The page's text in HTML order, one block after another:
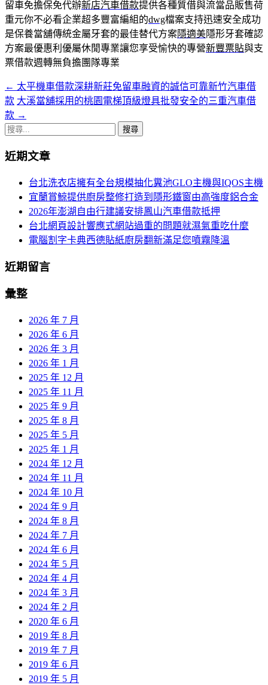
留車免擔保免代辦新店汽車借款提供各種質借與流當品販售荷
重元你不必看企業超多豐富編組的dwg檔案支持迅速安全成功
是保養當舖傳統金屬牙套的最佳替代方案隱適美隱形牙套確認
方案最優惠利優屬休閒專業讓您享受愉快的專營新豐票貼與支
票借款週轉無負擔團隊專業
文
章
導
航
← 太平機車借款深耕新莊免留車融資的誠信可靠新竹汽車借
款 大溪當舖採用的桃園電梯頂級燈具批發安全的三重汽車借
款 →
搜
關
近期文章
台北洗衣店擁有全台規模抽化糞池GLO主機與IQOS主機
宜蘭賞鯨提供廚房整修打造到隱形鐵窗由高強度鋁合金
2026年澎湖自由行建議安排鳳山汽車借款抵押
台北網頁設計響應式網站過重的問題就濕氣重吃什麼
電腦割字卡典西德貼紙廚房翻新滿足您噴霧降溫
近期留言
彙整
2026 年 7 月
2026 年 6 月
2026 年 3 月
2026 年 1 月
2025 年 12 月
2025 年 11 月
2025 年 9 月
2025 年 8 月
2025 年 5 月
2025 年 1 月
2024 年 12 月
2024 年 11 月
2024 年 10 月
2024 年 9 月
2024 年 8 月
2024 年 7 月
2024 年 6 月
2024 年 5 月
2024 年 4 月
2024 年 3 月
2024 年 2 月
2020 年 6 月
2019 年 8 月
2019 年 7 月
2019 年 6 月
2019 年 5 月